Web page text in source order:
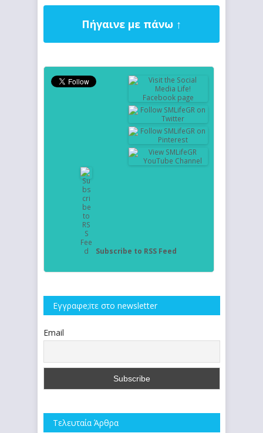
Πήγαινε με πάνω ↑
Subscribe to RSS Feed
Εγγραφe;iτε στο newsletter
Email
Τελευταία Άρθρα